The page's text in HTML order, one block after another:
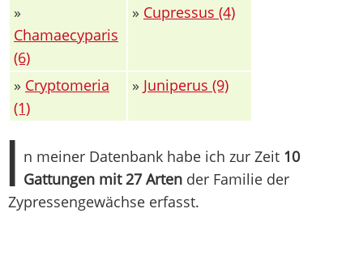
»
Chamaecyparis
(6)
» Cupressus (4)
» Cryptomeria
(1)
» Juniperus (9)
I n meiner Datenbank habe ich zur Zeit 10
Gattungen mit 27 Arten der Familie der
Zypressengewächse erfasst.